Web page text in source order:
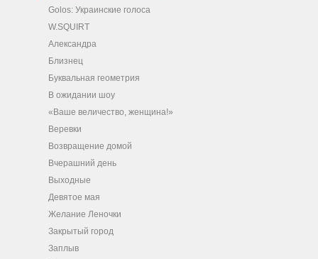
Golos: Украинские голоса
W.SQUIRT
Александра
Близнец
Буквальная геометрия
В ожидании шоу
«Ваше величество, женщина!»
Веревки
Возвращение домой
Вчерашний день
Выходные
Девятое мая
Желание Леночки
Закрытый город
Заплыв